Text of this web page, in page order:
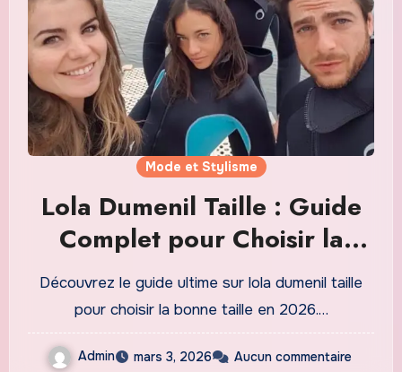
Mode et Stylisme
Lola Dumenil Taille : Guide
Complet pour Choisir la
Bonne Taille en 2026
Découvrez le guide ultime sur lola dumenil taille
pour choisir la bonne taille en 2026.…
Admin mars 3, 2026 Aucun commentaire